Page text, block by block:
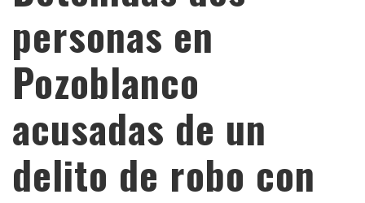
personas en
Pozoblanco
acusadas de un
delito de robo con